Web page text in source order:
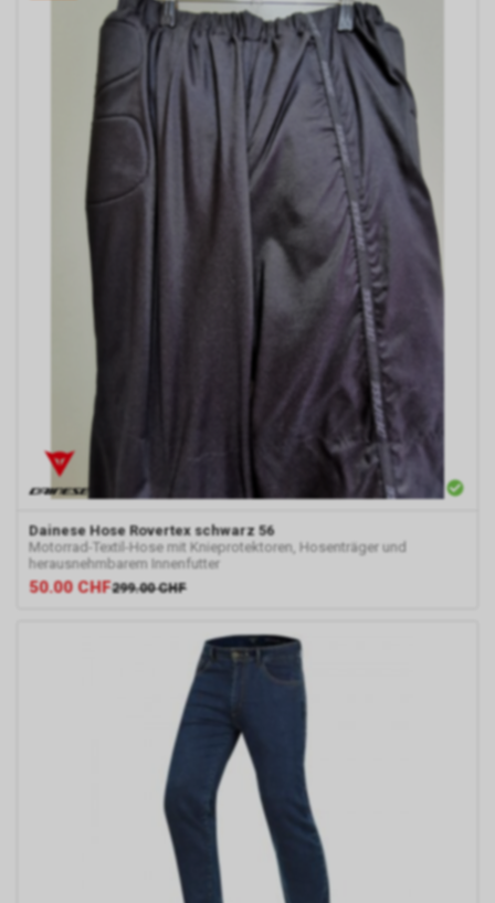
Dainese Hose Rovertex schwarz 56
Motorrad-Textil-Hose mit Knieprotektoren, Hosenträger und
herausnehmbarem Innenfutter
50.00 CHF299.00 CHF